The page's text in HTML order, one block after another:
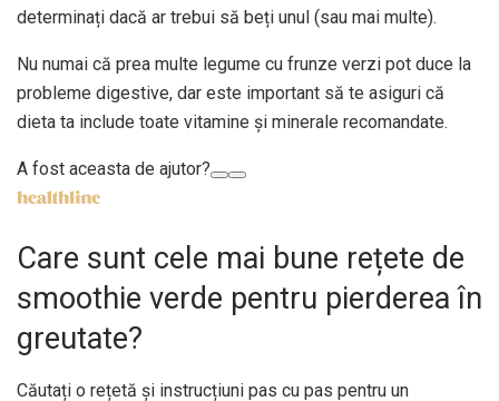
determinați dacă ar trebui să beți unul (sau mai multe).
Nu numai că prea multe legume cu frunze verzi pot duce la
probleme digestive, dar este important să te asiguri că
dieta ta include toate vitamine și minerale recomandate.
A fost aceasta de ajutor?
Care sunt cele mai bune rețete de
smoothie verde pentru pierderea în
greutate?
Căutați o rețetă și instrucțiuni pas cu pas pentru un